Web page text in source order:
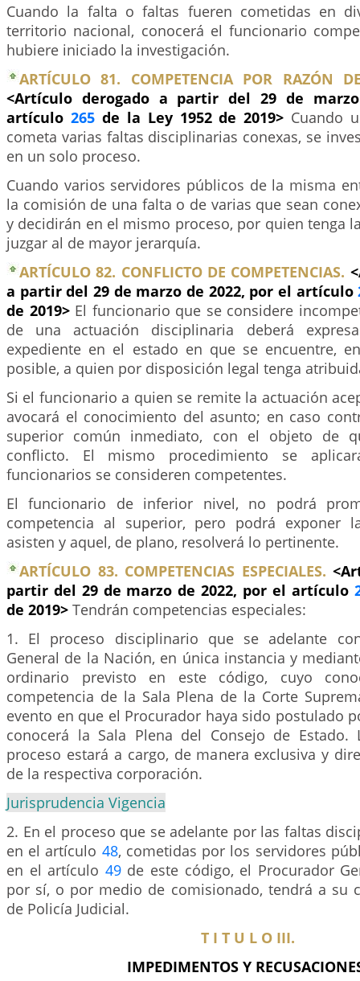
Cuando la falta o faltas fueren cometidas en
territorio nacional, conocerá el funcionario
hubiere iniciado la investigación.
ARTÍCULO 81. COMPETENCIA POR RAZÓN
<Artículo derogado a partir del 29 de
artículo 265de la Ley 1952 de 2019> Cuando
cometa varias faltas disciplinarias conexas, se
en un solo proceso.
Cuando varios servidores públicos de la misma
la comisión de una falta o de varias que sean
y decidirán en el mismo proceso, por quien tenga
juzgar al de mayor jerarquía.
ARTÍCULO 82. CONFLICTO DE COMPETENCIAS.
a partir del 29 de marzo de 2022, por el artículo
de 2019> El funcionario que se considere
de una actuación disciplinaria deberá
expediente en el estado en que se encuentre,
posible, a quien por disposición legal tenga
Si el funcionario a quien se remite la actuación
avocará el conocimiento del asunto; en caso
superior común inmediato, con el objeto de
conflicto. El mismo procedimiento se
funcionarios se consideren competentes.
El funcionario de inferior nivel, no podrá
competencia al superior, pero podrá exponer
asisten y aquel, de plano, resolverá lo pertinente.
ARTÍCULO 83. COMPETENCIAS ESPECIALES.
partir del 29 de marzo de 2022, por el artículo
de 2019> Tendrán competencias especiales:
1. El proceso disciplinario que se adelante
General de la Nación, en única instancia y
ordinario previsto en este código, cuyo
competencia de la Sala Plena de la Corte
evento en que el Procurador haya sido postulado
conocerá la Sala Plena del Consejo de Estado.
proceso estará a cargo, de manera exclusiva y
de la respectiva corporación.
Jurisprudencia Vigencia
2. En el proceso que se adelante por las faltas
en el artículo 48, cometidas por los servidores
en el artículo 49de este código, el Procurador
por sí, o por medio de comisionado, tendrá a su
de Policía Judicial.
T I T U L O III.
IMPEDIMENTOS Y